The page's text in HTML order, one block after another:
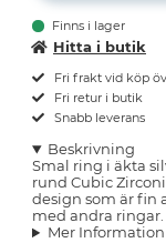
Finns i lager
Hitta i butik
Fri frakt vid köp
Fri retur i butik
Snabb leverans
Beskrivning
Smal ring i äkta
rund Cubic
design som är fin
med andra ringar.
Mer Information